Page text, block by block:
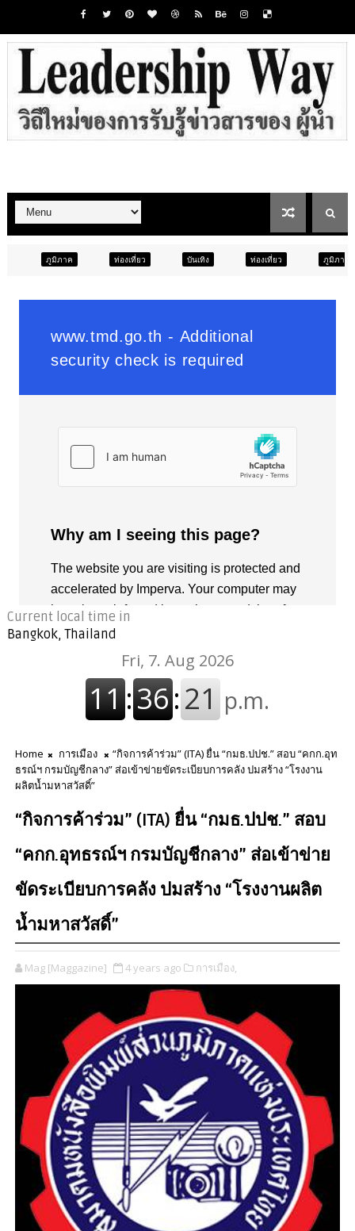
ท่องเที่ยว บันเทิง ท่องเที่ยว ภูมิภาค สังคม
Current local time in
Bangkok, Thailand
Home การเมือง
“กิจการค้าร่วม” (ITA) ยื่น “กมธ.ปปช.” สอบ “คกก.อุท
ธรณ์ฯ กรมบัญชีกลาง” ส่อเข้าข่ายขัดระเบียบการคลัง ปมสร้าง “โรงงาน
ผลิตน้ำมหาสวัสดิ์”
“กิจการค้าร่วม” (ITA) ยื่น “กมธ.ปปช.” สอบ
“คกก.อุทธรณ์ฯ กรมบัญชีกลาง” ส่อเข้าข่าย
ขัดระเบียบการคลัง ปมสร้าง “โรงงานผลิต
น้ำมหาสวัสดิ์”
Mag [Maggazine] 4 years ago การเมือง,